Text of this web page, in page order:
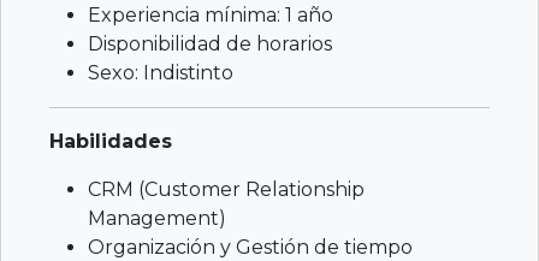
Experiencia mínima: 1 año
Disponibilidad de horarios
Sexo: Indistinto
Habilidades
CRM (Customer Relationship
Management)
Organización y Gestión de tiempo